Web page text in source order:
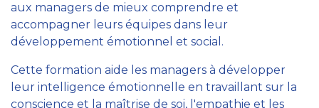
aux managers de mieux comprendre et
accompagner leurs équipes dans leur
développement émotionnel et social.
Cette formation aide les managers à développer
leur intelligence émotionnelle en travaillant sur la
conscience et la maîtrise de soi, l'empathie et les